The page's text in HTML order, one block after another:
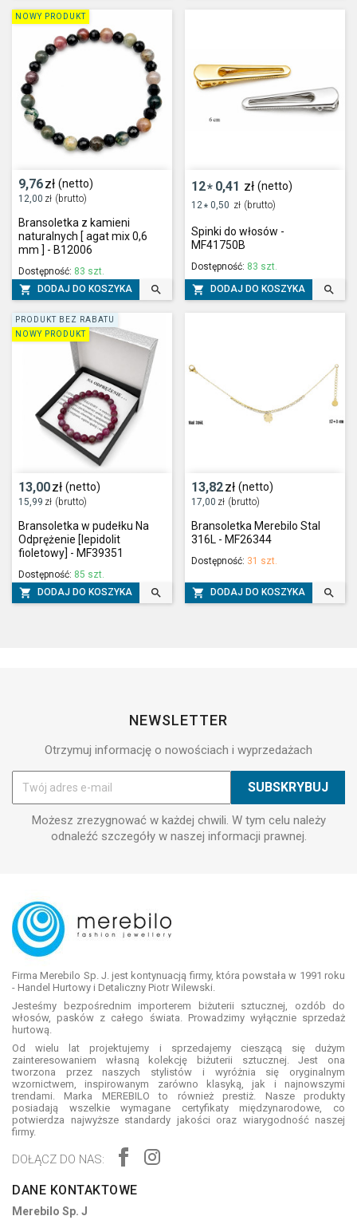
9,76zł (netto)
12,00 zł (brutto)
Bransoletka z kamieni
naturalnych [ agat mix 0,6
mm ] - B12006
Dostępność: 83 szt.
 DODAJ DO KOSZYKA 
NOWY PRODUKT
12* 0,41 zł (netto)
12* 0,50 zł (brutto)
Spinki do włosów -
MF41750B
Dostępność: 83 szt.
 DODAJ DO KOSZYKA 
13,00zł (netto)
15,99 zł (brutto)
Bransoletka w pudełku Na
Odprężenie [lepidolit
fioletowy] - MF39351
Dostępność: 85 szt.
 DODAJ DO KOSZYKA 
PRODUKT BEZ RABATU
NOWY PRODUKT
13,82zł (netto)
17,00 zł (brutto)
Bransoletka Merebilo Stal
316L - MF26344
Dostępność: 31 szt.
 DODAJ DO KOSZYKA 
NEWSLETTER
Otrzymuj informację o nowościach i wyprzedażach
Możesz zrezygnować w każdej chwili. W tym celu należy
odnaleźć szczegóły w naszej informacji prawnej.
Firma Merebilo Sp. J. jest kontynuacją firmy, która powstała w 1991 roku
- Handel Hurtowy i Detaliczny Piotr Wilewski.
Jesteśmy bezpośrednim importerem biżuterii sztucznej, ozdób do
włosów, pasków z całego świata. Prowadzimy wyłącznie sprzedaż
hurtową.
Od wielu lat projektujemy i sprzedajemy cieszącą się dużym
zainteresowaniem własną kolekcję biżuterii sztucznej. Jest ona
tworzona przez naszych stylistów i wyróżnia się oryginalnym
wzornictwem, inspirowanym zarówno klasyką, jak i najnowszymi
trendami. Marka MEREBILO to również prestiż. Nasze produkty
posiadają wszelkie wymagane certyfikaty międzynarodowe, co
potwierdza najwyższe standardy jakości oraz wiarygodność naszej
firmy.
DOŁĄCZ DO NAS:
DANE KONTAKTOWE
Merebilo Sp. J